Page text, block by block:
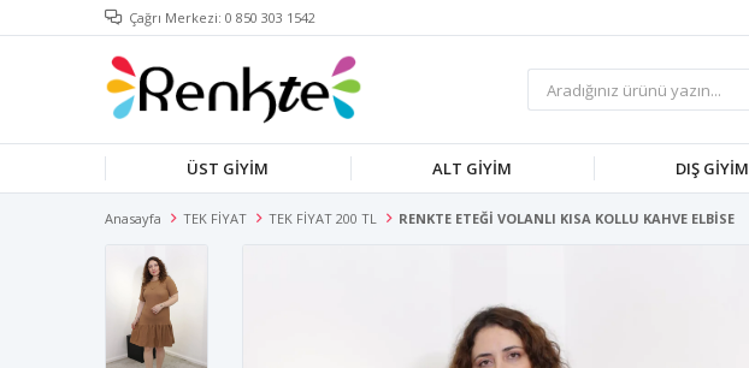
Çağrı Merkezi: 0 850 303 1542
ÜST GİYİM ALT GİYİM DIŞ GİYİM
Anasayfa TEK FİYAT TEK FİYAT 200 TL RENKTE ETEĞİ VOLANLI KISA KOLLU KAHVE ELBİSE